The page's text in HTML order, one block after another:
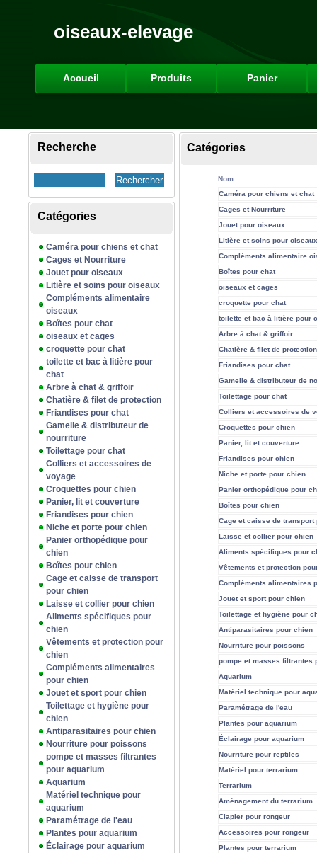
oiseaux-elevage
Accueil Produits Panier
Recherche
Catégories
Caméra pour chiens et chat
Cages et Nourriture
Jouet pour oiseaux
Litière et soins pour oiseaux
Compléments alimentaire
oiseaux
Boîtes pour chat
oiseaux et cages
croquette pour chat
toilette et bac à litière pour
chat
Arbre à chat & griffoir
Chatière & filet de protection
Friandises pour chat
Gamelle & distributeur de
nourriture
Toilettage pour chat
Colliers et accessoires de
voyage
Croquettes pour chien
Panier, lit et couverture
Friandises pour chien
Niche et porte pour chien
Panier orthopédique pour
chien
Boîtes pour chien
Cage et caisse de transport
pour chien
Laisse et collier pour chien
Aliments spécifiques pour
chien
Vêtements et protection pour
chien
Compléments alimentaires
pour chien
Jouet et sport pour chien
Toilettage et hygiène pour
chien
Antiparasitaires pour chien
Nourriture pour poissons
pompe et masses filtrantes
pour aquarium
Aquarium
Matériel technique pour
aquarium
Paramétrage de l'eau
Plantes pour aquarium
Éclairage pour aquarium
Catégories
Nom
Caméra pour chiens et chat
Cages et Nourriture
Jouet pour oiseaux
Litière et soins pour oiseaux
Compléments alimentaire
Boîtes pour chat
oiseaux et cages
croquette pour chat
toilette et bac à litière pour
Arbre à chat & griffoir
Chatière & filet de protection
Friandises pour chat
Gamelle & distributeur de
Toilettage pour chat
Colliers et accessoires de
Croquettes pour chien
Panier, lit et couverture
Friandises pour chien
Niche et porte pour chien
Panier orthopédique pour
Boîtes pour chien
Cage et caisse de transport
Laisse et collier pour chien
Aliments spécifiques pour
Vêtements et protection
Compléments alimentaires
Jouet et sport pour chien
Toilettage et hygiène pour
Antiparasitaires pour chien
Nourriture pour poissons
pompe et masses filtrantes
Aquarium
Matériel technique pour
Paramétrage de l'eau
Plantes pour aquarium
Éclairage pour aquarium
Nourriture pour reptiles
Matériel pour terrarium
Terrarium
Aménagement du terrarium
Clapier pour rongeur
Accessoires pour rongeur
Plantes pour terrarium